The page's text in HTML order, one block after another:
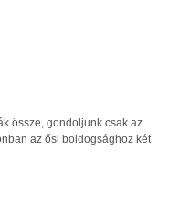
össze, gondoljunk csak az
az ősi boldogsághoz két